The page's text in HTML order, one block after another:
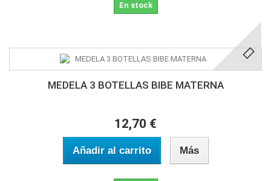
En stock
MEDELA 3 BOTELLAS BIBE MATERNA
12,70 €
Añadir al carrito Más